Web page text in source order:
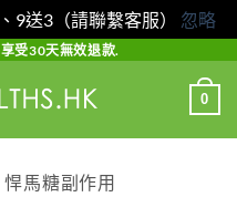
9送3（請聯繫客服） 忽略
受30天無效退款.
0
悍馬糖副作用